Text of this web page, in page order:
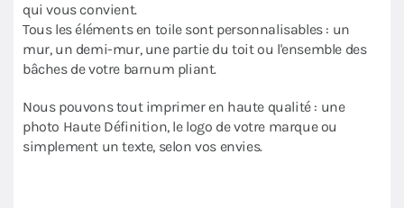
qui vous convient.
Tous les éléments en toile sont personnalisables : un
mur, un demi-mur, une partie du toit ou l'ensemble des
bâches de votre barnum pliant.
Nous pouvons tout imprimer en haute qualité : une
photo Haute Définition, le logo de votre marque ou
simplement un texte, selon vos envies.